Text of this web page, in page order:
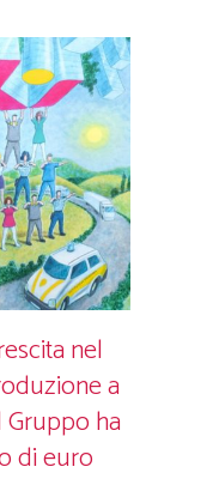
nel
a
Gruppo ha
di euro